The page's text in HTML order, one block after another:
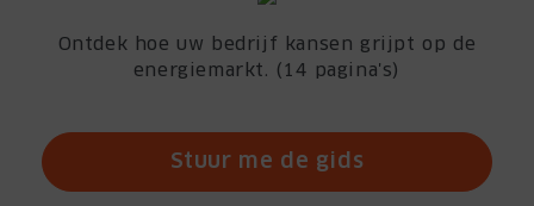
Ontdek hoe uw bedrijf kansen grijpt op de
energiemarkt. (14 pagina's)
Stuur me de gids